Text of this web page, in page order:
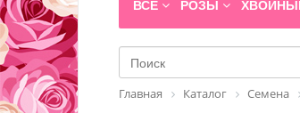
ВСЁ РОЗЫ
Главная Каталог Семена